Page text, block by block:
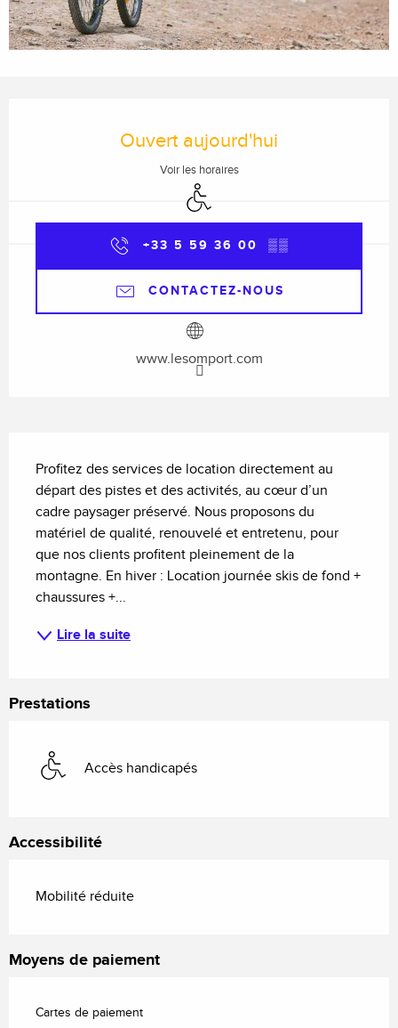
Ouvert aujourd'hui
Voir les horaires
Accès handicapés
+33 5 59 36 00 ▒▒
CONTACTEZ-NOUS
www.lesomport.com
Profitez des services de location directement au
départ des pistes et des activités, au cœur d’un
cadre paysager préservé. Nous proposons du
matériel de qualité, renouvelé et entretenu, pour
que nos clients profitent pleinement de la
montagne. En hiver : Location journée skis de fond +
chaussures +...
Lire la suite
Prestations
Accès handicapés
Accessibilité
Mobilité réduite
Moyens de paiement
Cartes de paiement